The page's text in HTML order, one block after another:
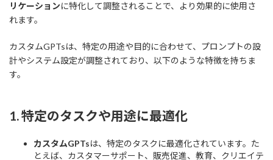
リケーションに特化して調整されることで、より効果的に使用さ
れます。
カスタムGPTsは、特定の用途や目的に合わせて、プロンプトの設
計やシステム設定が調整されており、以下のような特徴を持ちま
す。
1.特定のタスクや用途に最適化
カスタムGPTsは、特定のタスクに最適化されています。た
とえば、カスタマーサポート、販売促進、教育、クリエイテ